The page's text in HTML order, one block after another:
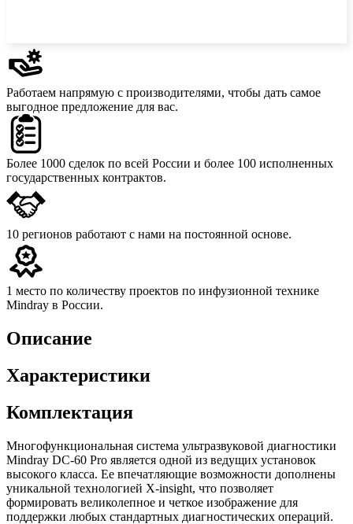
Работаем напрямую с производителями, чтобы дать самое
выгодное предложение для вас.
Более 1000 сделок по всей России и более 100 исполненных
государственных контрактов.
10 регионов работают с нами на постоянной основе.
1 место по количеству проектов по инфузионной технике
Mindray в России.
Описание
Характеристики
Комплектация
Многофункциональная система ультразвуковой диагностики
Mindray DC-60 Pro является одной из ведущих установок
высокого класса. Ее впечатляющие возможности дополнены
уникальной технологией X-insight, что позволяет
формировать великолепное и четкое изображение для
поддержки любых стандартных диагностических операций.